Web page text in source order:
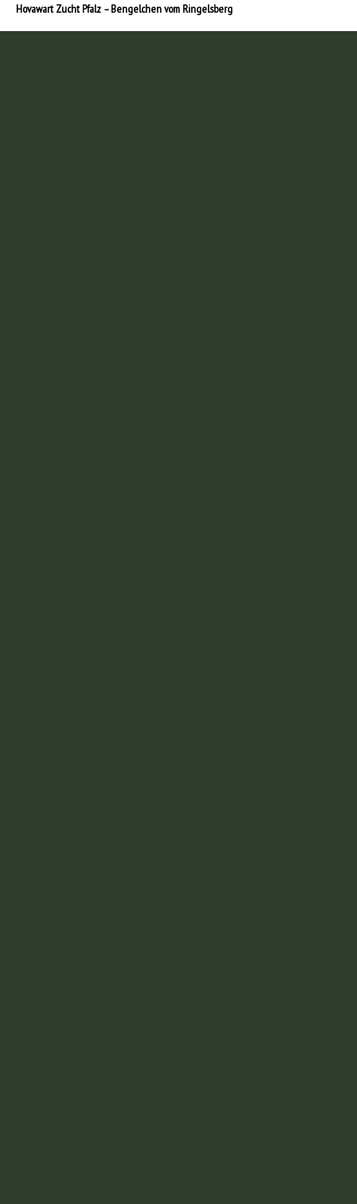
Hovawart Zucht Pfalz – Bengelchen vom Ringelsberg